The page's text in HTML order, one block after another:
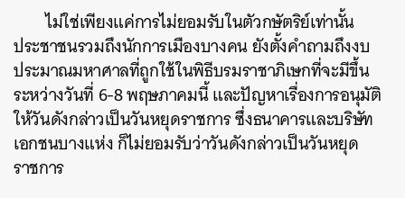
ไม่ใช่เพียงแค่การไม่ยอมรับในตัวกษัตริย์เท่านั้น
ประชาชนรวมถึงนักการเมืองบางคน ยังตั้งคำถามถึงงบ
ประมาณมหาศาลที่ถูกใช้ในพิธีบรมราชาภิเษกที่จะมีขึ้น
ระหว่างวันที่ 6-8 พฤษภาคมนี้ และปัญหาเรื่องการอนุมัติ
ให้วันดังกล่าวเป็นวันหยุดราชการ ซึ่งธนาคารและบริษัท
เอกชนบางแห่ง ก็ไม่ยอมรับว่าวันดังกล่าวเป็นวันหยุด
ราชการ
ค้นหา
SHARE TWEET LINE EMAIL